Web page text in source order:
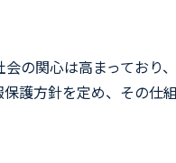
の関心は高まってお
護方針を定め、その仕